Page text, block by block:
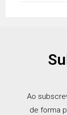
Ao
de forma